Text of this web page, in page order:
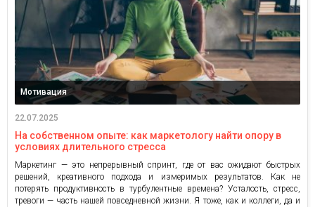
Мотивация
22.07.2025
На собственном опыте: как маркетологу найти опору в
условиях длительного стресса
Маркетинг — это непрерывный спринт, где от вас ожидают быстрых
решений, креативного подхода и измеримых результатов. Как не
потерять продуктивность в турбулентные времена? Усталость, стресс,
тревоги — часть нашей повседневной жизни. Я тоже, как и коллеги, да и